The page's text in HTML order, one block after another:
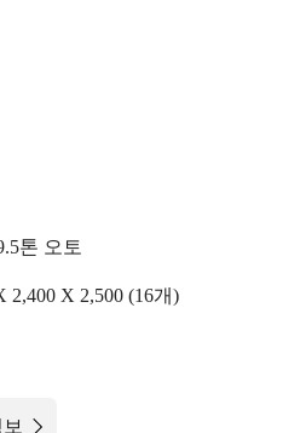
톤 오토
2,400 X 2,500 (16개)